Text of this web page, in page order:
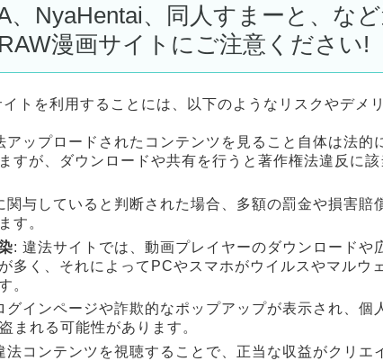
、NyaHentai、同人すまーと、な
漫画サイトにご注意ください!
トを利用することには、以下のようなリスクやデメ
アップロードされたコンテンツを見ること自体は法的
すが、ダウンロードや共有を行うと著作権法違反に該
関与していると判断された場合、多額の罰金や損害賠
す。
: 違法サイトでは、動画プレイヤーのダウンロードや
多く、それによってPCやスマホがウイルスやマルウ
。
グインページや詐欺的なポップアップが表示され、個
まれる可能性があります。
法コンテンツを視聴することで、正当な収益がクリエ